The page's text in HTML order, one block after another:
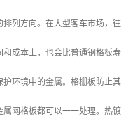
列方向。在大型客车市场，
成本上，也会比普通钢格板
环境中的金属。格栅板防止
网格板都可以一一处理。热